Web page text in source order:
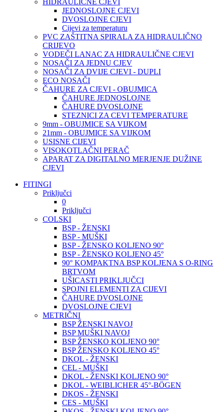
HIDRAULIČNE CJEVI
JEDNOSLOJNE CJEVI
DVOSLOJNE CJEVI
Cijevi za temperaturu
PVC ZAŠTITNA SPIRALA ZA HIDRAULIČNO
CRIJEVO
VODEČI LANAC ZA HIDRAULIČNE CJEVI
NOSAČI ZA JEDNU CJEV
NOSAČI ZA DVIJE CJEVI - DUPLI
ECO NOSAČI
ČAHURE ZA CJEVI - OBUJMICA
ČAHURE JEDNOSLOJNE
ČAHURE DVOSLOJNE
STEZNICI ZA CEVI TEMPERATURE
9mm - OBUJMICE SA VIJKOM
21mm - OBUJMICE SA VIJKOM
USISNE CIJEVI
VISOKOTLAČNI PERAČ
APARAT ZA DIGITALNO MERJENJE DUŽINE
CJEVI
FITINGI
Priključci
0
Priključci
COLSKI
BSP - ŽENSKI
BSP - MUŠKI
BSP - ŽENSKO KOLJENO 90°
BSP - ŽENSKO KOLJENO 45°
90° KOMPAKTNA BSP KOLJENA S O-RING
BRTVOM
UŠICASTI PRIKLJUČCI
SPOJNI ELEMENTI ZA CIJEVI
ČAHURE DVOSLOJNE
DVOSLOJNE CJEVI
METRIČNI
BSP ŽENSKI NAVOJ
BSP MUŠKI NAVOJ
BSP ŽENSKO KOLJENO 90°
BSP ŽENSKO KOLJENO 45°
DKOL - ŽENSKI
CEL - MUŠKI
DKOL - ŽENSKI KOLJENO 90°
DKOL - WEIBLICHER 45°-BÖGEN
DKOS - ŽENSKI
CES - MUŠKI